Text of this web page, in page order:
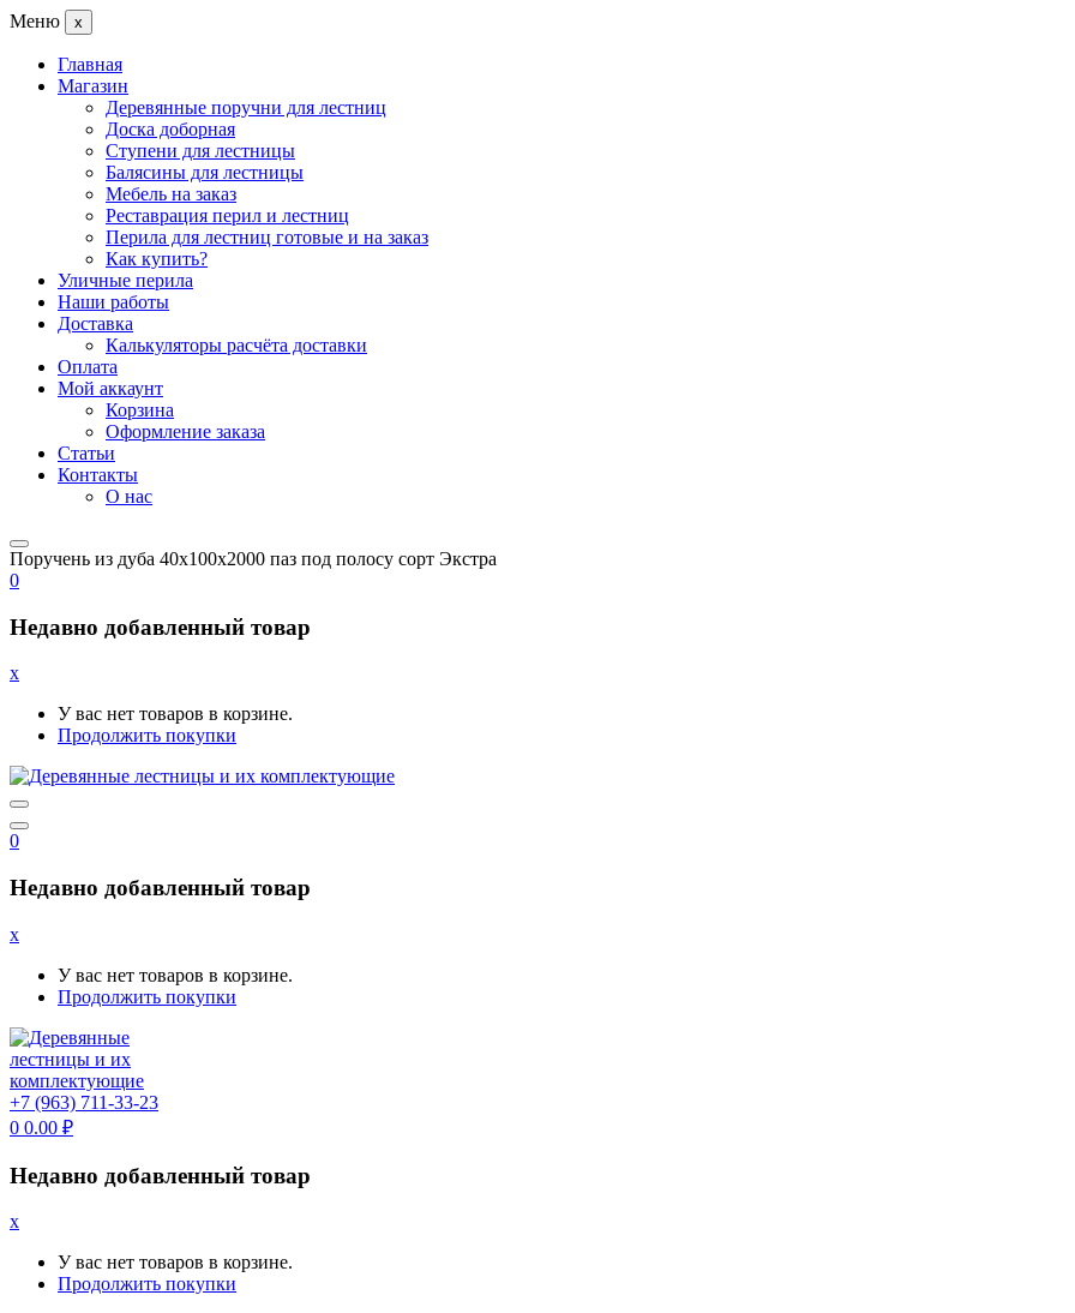
Меню x
Главная
Магазин
Деревянные поручни для лестниц
Доска доборная
Ступени для лестницы
Балясины для лестницы
Мебель на заказ
Реставрация перил и лестниц
Перила для лестниц готовые и на заказ
Как купить?
Уличные перила
Наши работы
Доставка
Калькуляторы расчёта доставки
Оплата
Мой аккаунт
Корзина
Оформление заказа
Статьи
Контакты
О нас
Поручень из дуба 40x100x2000 паз под полосу сорт Экстра
0
Недавно добавленный товар
x
У вас нет товаров в корзине.
Продолжить покупки
0
Недавно добавленный товар
x
У вас нет товаров в корзине.
Продолжить покупки
+7 (963) 711-33-23
0 0.00 ₽
Недавно добавленный товар
x
У вас нет товаров в корзине.
Продолжить покупки